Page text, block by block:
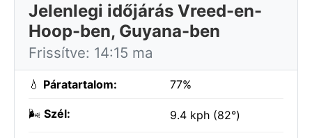
Jelenlegi időjárás Vreed-en-
Hoop-ben, Guyana-ben
Frissítve: 14:15 ma
💧 Páratartalom: 77%
🌬️ Szél: 9.4 kph (82°)